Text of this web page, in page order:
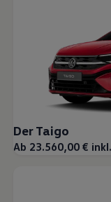
Pannen-
Der Taigo
Ab 23.560,00 €